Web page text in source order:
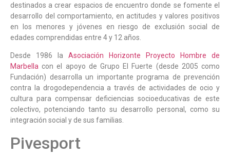
destinados a crear espacios de encuentro donde se fomente el
desarrollo del comportamiento, en actitudes y valores positivos
en los menores y jóvenes en riesgo de exclusión social de
edades comprendidas entre 4 y 12 años.
Desde 1986 la Asociación Horizonte Proyecto Hombre de
Marbella con el apoyo de Grupo El Fuerte (desde 2005 como
Fundación) desarrolla un importante programa de prevención
contra la drogodependencia a través de actividades de ocio y
cultura para compensar deficiencias socioeducativas de este
colectivo, potenciando tanto su desarrollo personal, como su
integración social y de sus familias.
Pivesport